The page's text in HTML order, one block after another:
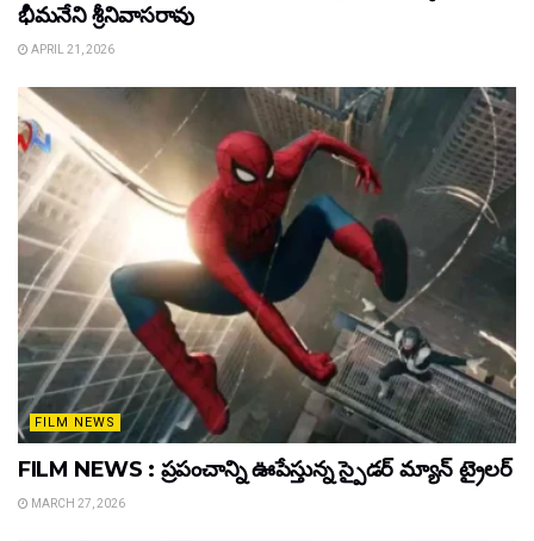
భీమనేని శ్రీనివాసరావు
APRIL 21, 2026
FILM NEWS
FILM NEWS : ప్రపంచాన్ని ఊపేస్తున్న స్పైడర్ మ్యాన్ ట్రైలర్
MARCH 27, 2026